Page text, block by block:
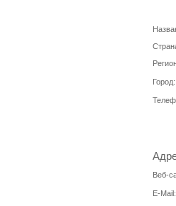
Город:
Веб-
E-Mail: